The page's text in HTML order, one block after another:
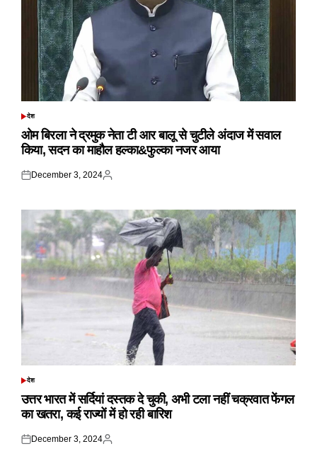
POSTED
देश
ओम बिरला ने द्रमुक नेता टी आर बालू से चुटीले अंदाज में सवाल
किया, सदन का माहौल हल्का&फुल्का नजर आया
Posted
December 3, 2024
Posted
POSTED
देश
उत्तर भारत में सर्दियां दस्तक दे चुकी, अभी टला नहीं चक्रवात फेंगल
का खतरा, कई राज्यों में हो रही बारिश
Posted
December 3, 2024
Posted